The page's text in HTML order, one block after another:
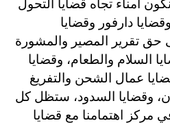
أمناء تجاه قضايا التحول
دارفور وقضايا
حق تقرير المصير والمشورة
السلام والطعام، وقضايا
عمال الشحن والتفريغ
وقضايا السدود، ستظل كل
مركز اهتمامنا مع قضايا